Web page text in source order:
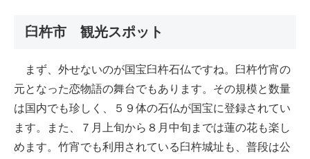
臼杵市 観光スポット
まず、外せないのが国宝臼杵石仏ですね。臼杵竹宵の
元となった恋物語の舞台でもあります。その規模と数量
は国内でも珍しく、５９体の石仏が国宝に登録されてい
ます。また、７月上旬から８月中旬までは蓮の花も楽し
めます。竹宵でも利用されている臼杵城址も、普段は公